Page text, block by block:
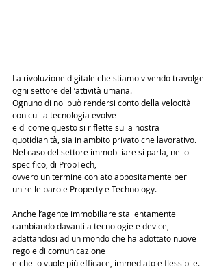
La rivoluzione digitale che stiamo vivendo travolge
ogni settore dell’attività umana.
Ognuno di noi può rendersi conto della velocità
con cui la tecnologia evolve
e di come questo si riflette sulla nostra
quotidianità, sia in ambito privato che lavorativo.
Nel caso del settore immobiliare si parla, nello
specifico, di PropTech,
ovvero un termine coniato appositamente per
unire le parole Property e Technology.
Anche l’agente immobiliare sta lentamente
cambiando davanti a tecnologie e device,
adattandosi ad un mondo che ha adottato nuove
regole di comunicazione
e che lo vuole più efficace, immediato e flessibile.